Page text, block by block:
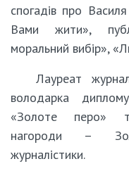
спогадів про
Вами жити»,
моральний вибір»,
Лауреат
володарка
«Золоте перо»
нагороди –
журналістики.